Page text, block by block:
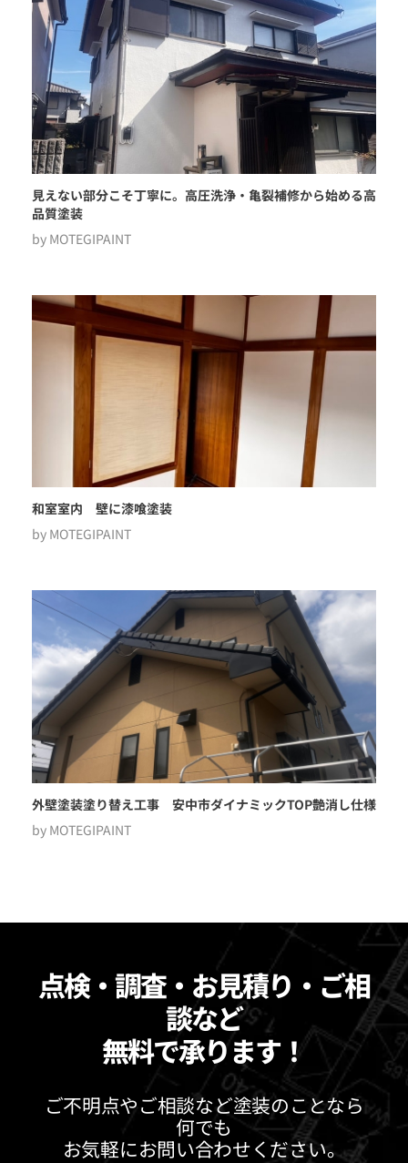
見えない部分こそ丁寧に。高圧洗浄・亀裂補修から始める高
品質塗装
by MOTEGIPAINT
和室室内 壁に漆喰塗装
by MOTEGIPAINT
外壁塗装塗り替え工事 安中市ダイナミックTOP艶消し仕様
by MOTEGIPAINT
点検・調査・お見積り・ご相
談など
無料で承ります！
ご不明点やご相談など塗装のことなら
何でも
お気軽にお問い合わせください。